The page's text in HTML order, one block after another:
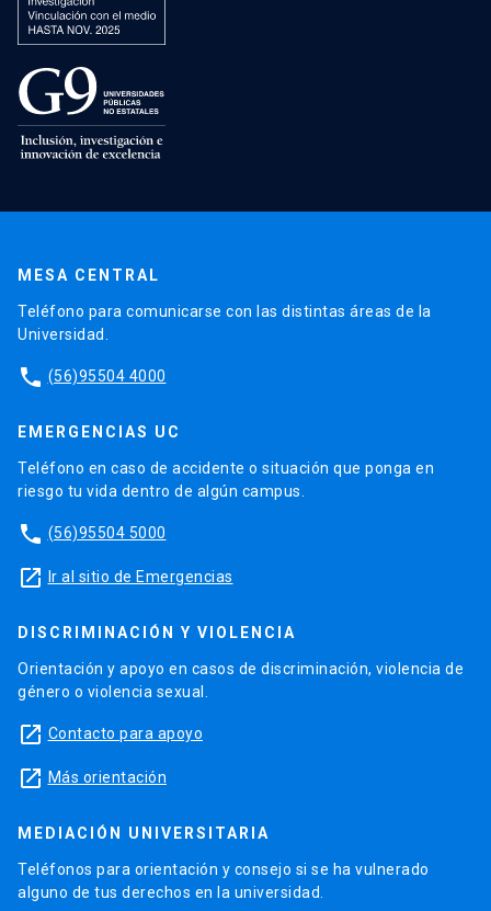
MESA CENTRAL
Teléfono para comunicarse con las distintas áreas de la
Universidad.
phone (56)95504 4000
EMERGENCIAS UC
Teléfono en caso de accidente o situación que ponga en
riesgo tu vida dentro de algún campus.
phone (56)95504 5000
launch Ir al sitio de Emergencias
DISCRIMINACIÓN Y VIOLENCIA
Orientación y apoyo en casos de discriminación, violencia de
género o violencia sexual.
launch Contacto para apoyo
launch Más orientación
MEDIACIÓN UNIVERSITARIA
Teléfonos para orientación y consejo si se ha vulnerado
alguno de tus derechos en la universidad.